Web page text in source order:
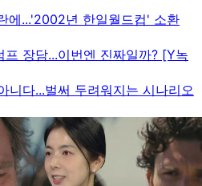
에...'2002년 한일월드컵' 소환
장담...이번엔 진짜일까? [Y녹
니다...벌써 두려워지는 시나리오